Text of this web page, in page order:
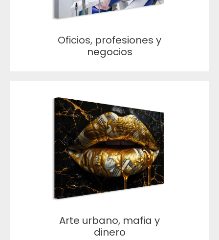
Oficios, profesiones y
negocios
Arte urbano, mafia y
dinero